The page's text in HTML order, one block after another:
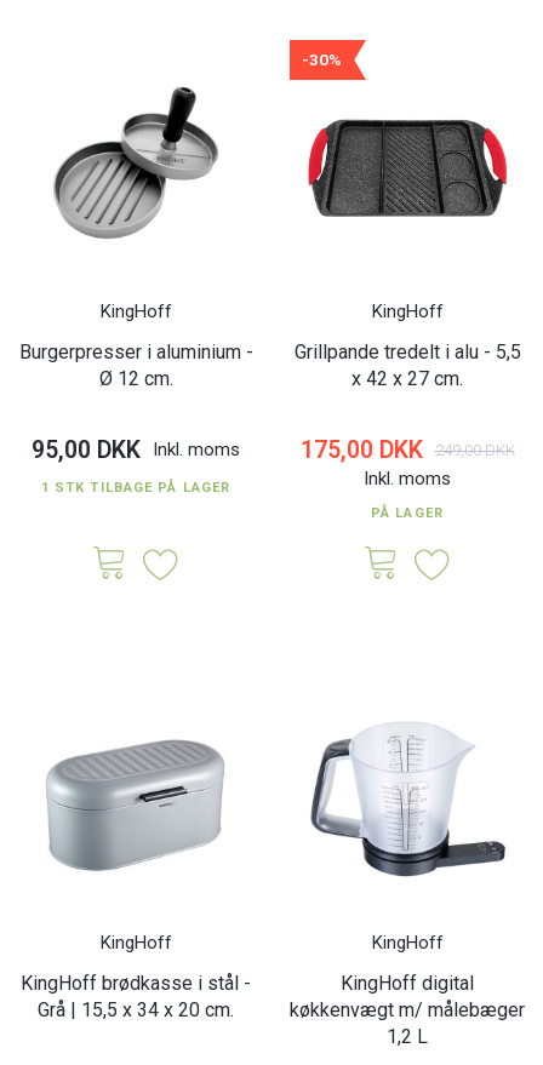
KingHoff
Burgerpresser i aluminium -
Ø 12 cm.
95,00 DKK Inkl. moms
1 STK TILBAGE PÅ LAGER
-30%
KingHoff
Grillpande tredelt i alu - 5,5
x 42 x 27 cm.
175,00 DKK 249,00 DKK
Inkl. moms
PÅ LAGER
KingHoff
KingHoff brødkasse i stål -
Grå | 15,5 x 34 x 20 cm.
KingHoff
KingHoff digital
køkkenvægt m/ målebæger
1,2 L